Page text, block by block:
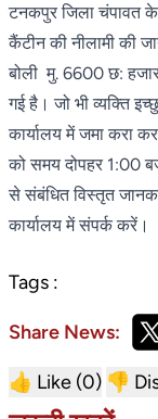
टनकपुर जिला चंपावत के
कैंटीन की नीलामी की
बोली मु. 6600 छ:
गई है। जो भी व्यक्ति
कार्यालय में जमा करा
को समय दोपहर 1:00
से संबंधित विस्तृत
कार्यालय में संपर्क करें।
Tags :
Share News:
👍 Like (0) 👎